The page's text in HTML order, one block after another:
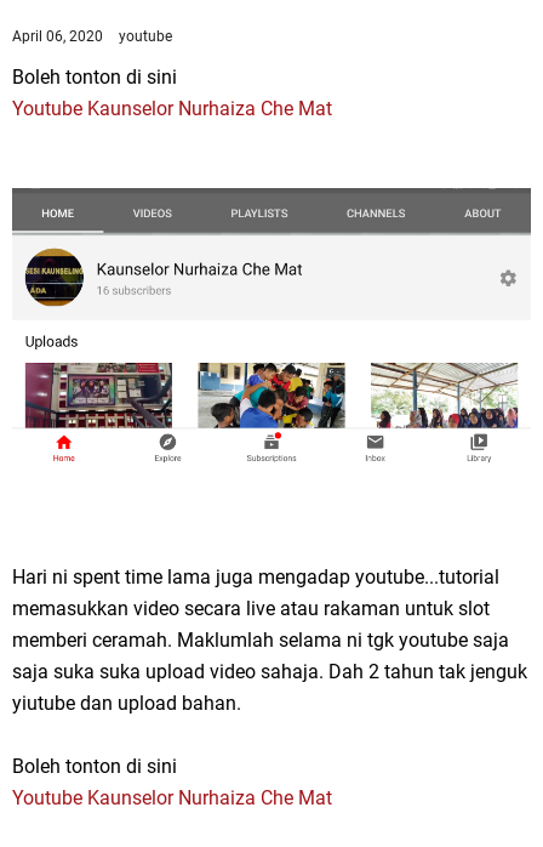
April 06, 2020 youtube
Boleh tonton di sini
Youtube Kaunselor Nurhaiza Che Mat
Hari ni spent time lama juga mengadap youtube...tutorial
memasukkan video secara live atau rakaman untuk slot
memberi ceramah. Maklumlah selama ni tgk youtube saja
saja suka suka upload video sahaja. Dah 2 tahun tak jenguk
yiutube dan upload bahan.
Boleh tonton di sini
Youtube Kaunselor Nurhaiza Che Mat